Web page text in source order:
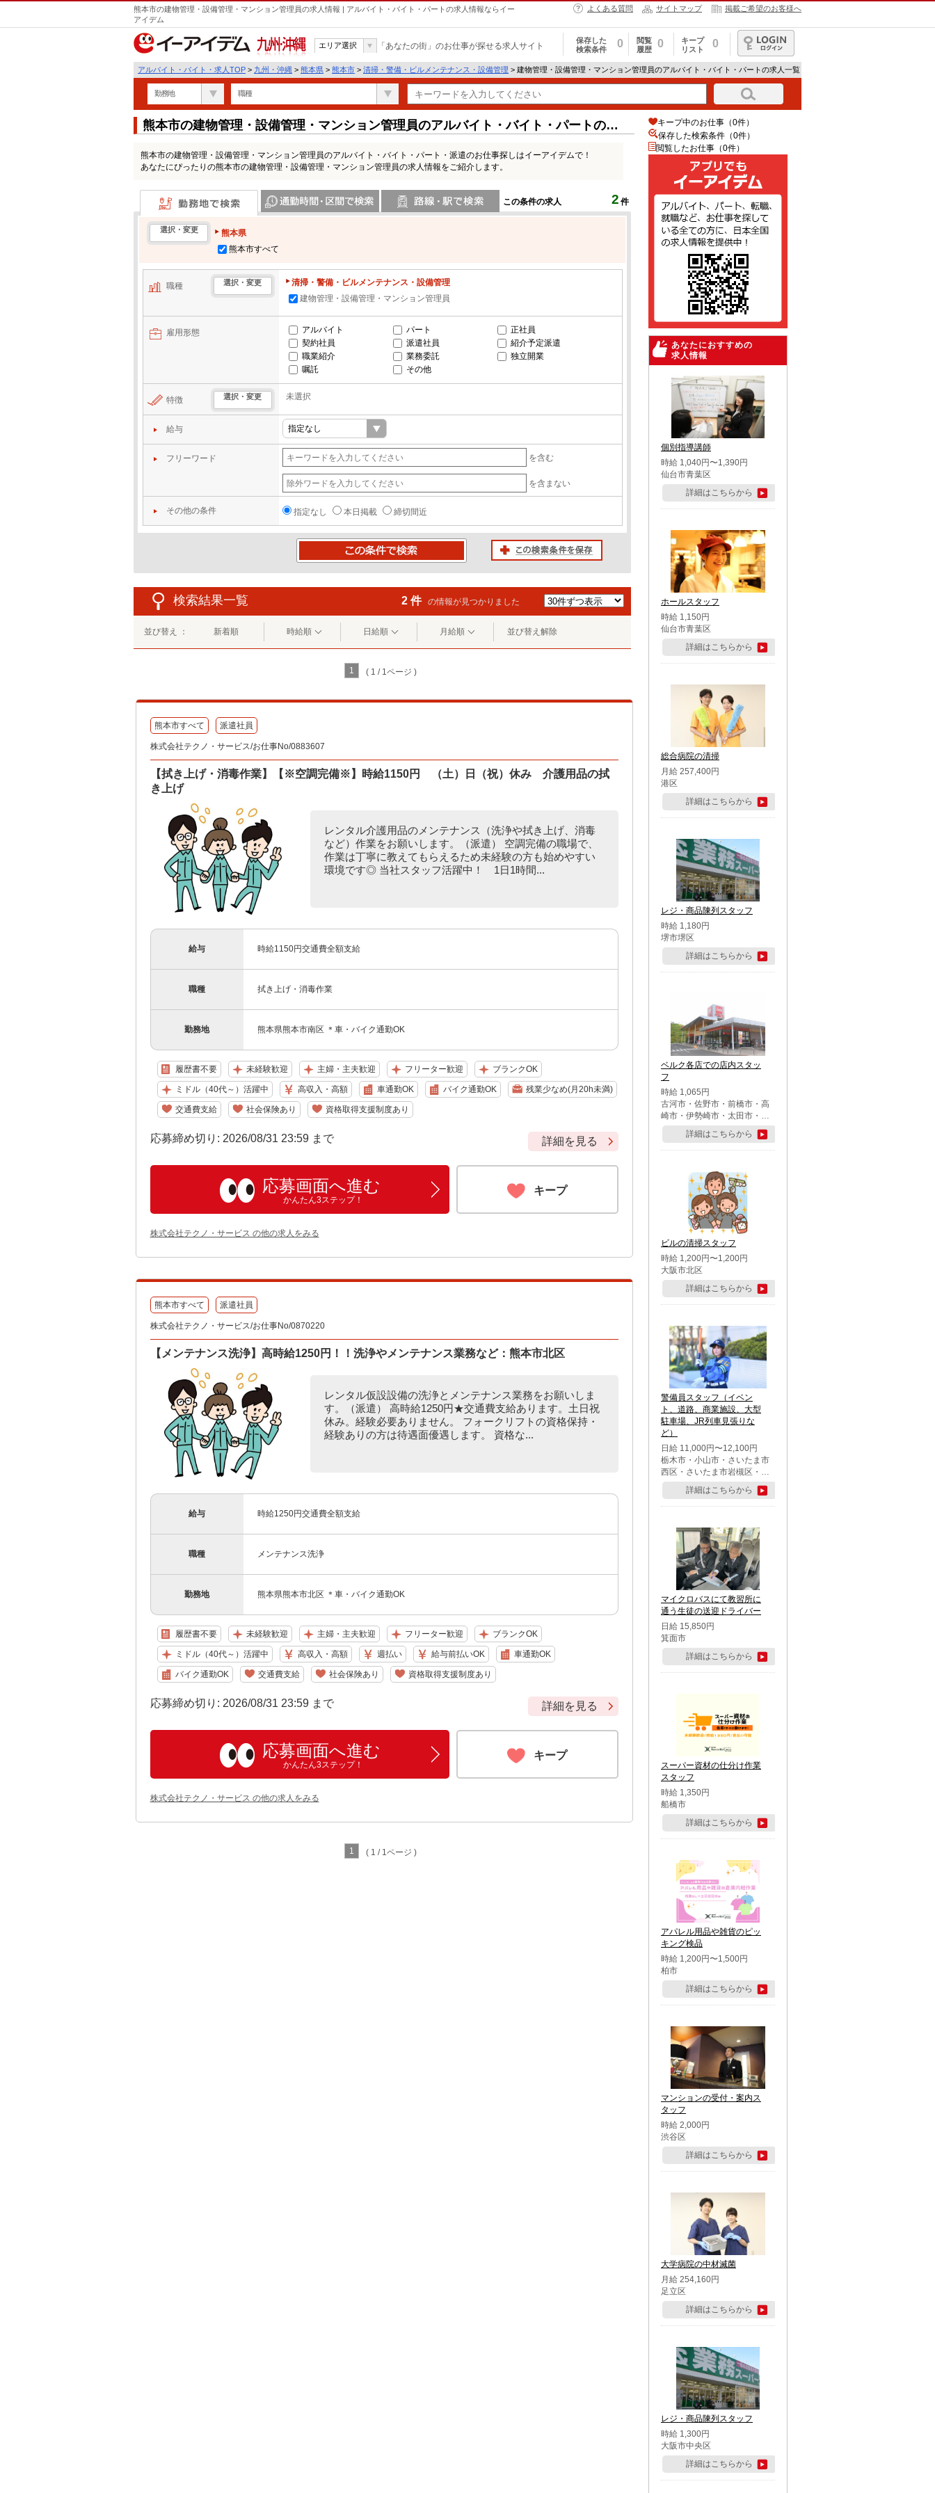
熊本市の建物管理・設備管理・マンション管理員の求人情報 | アルバイト・バイト・パートの求人情報ならイー
アイデム
よくある質問 サイトマップ 掲載ご希望のお客様へ
九州・沖縄
エリア選択 「あなたの街」のお仕事が探せる求人サイト
保存した
検索条件
0
閲覧
履歴
0
キープ
リスト
0
ログイン
アルバイト・バイト・求人TOP > 九州・沖縄 > 熊本県 > 熊本市 > 清掃・警備・ビルメンテナンス・設備管理 > 建物管理・設備管理・マンション管理員のアルバイト・バイト・パートの求人一覧
勤務地 職種
熊本市の建物管理・設備管理・マンション管理員のアルバイト・バイト・パートの求
熊本市の建物管理・設備管理・マンション管理員のアルバイト・バイト・パート・派遣のお仕事探しはイーアイデムで！
あなたにぴったりの熊本市の建物管理・設備管理・マンション管理員の求人情報をご紹介します。
この条件の求人 2 件
勤務地で検索
選択・変更
熊本県
熊本市すべて
職種 選択・変更
清掃・警備・ビルメンテナンス・設備管理
建物管理・設備管理・マンション管理員
雇用形態 アルバイト パート
正社員
契約社員
派遣社員
紹介予定派遣
職業紹介
業務委託
独立開業
嘱託
その他
特徴 選択・変更 未選択
給与
フリーワード を含む
を含まない
その他の条件 指定なし 本日掲載 締切間近
検索結果一覧 2 件 の情報が見つかりました
並び替え ： 新着順 時給順 日給順 月給順 並び替え解除
1 ( 1 / 1ページ )
熊本市すべて 派遣社員
株式会社テクノ・サービス/お仕事No/0883607
【拭き上げ・消毒作業】【※空調完備※】時給1150円 （土）日（祝）休み 介護用品の拭
き上げ
レンタル介護用品のメンテナンス（洗浄や拭き上げ、消毒
など）作業をお願いします。（派遣） 空調完備の職場で、
作業は丁寧に教えてもらえるため未経験の方も始めやすい
環境です◎ 当社スタッフ活躍中！ 1日1時間...
給与 時給1150円交通費全額支給
職種 拭き上げ・消毒作業
勤務地 熊本県熊本市南区 ＊車・バイク通勤OK
履歴書不要 未経験歓迎 主婦・主夫歓迎 フリーター歓迎 ブランクOK
ミドル（40代～）活躍中 高収入・高額 車通勤OK バイク通勤OK 残業少なめ(月20h未満)
交通費支給 社会保険あり 資格取得支援制度あり
応募締め切り: 2026/08/31 23:59 まで 詳細を見る
応募画面へ進む
かんたん3ステップ！
キープ
株式会社テクノ・サービス の他の求人をみる
熊本市すべて 派遣社員
株式会社テクノ・サービス/お仕事No/0870220
【メンテナンス洗浄】高時給1250円！！洗浄やメンテナンス業務など：熊本市北区
レンタル仮設設備の洗浄とメンテナンス業務をお願いしま
す。（派遣） 高時給1250円★交通費支給あります。土日祝
休み。経験必要ありません。 フォークリフトの資格保持・
経験ありの方は待遇面優遇します。 資格な...
給与 時給1250円交通費全額支給
職種 メンテナンス洗浄
勤務地 熊本県熊本市北区 ＊車・バイク通勤OK
履歴書不要 未経験歓迎 主婦・主夫歓迎 フリーター歓迎 ブランクOK
ミドル（40代～）活躍中 高収入・高額 週払い 給与前払いOK 車通勤OK
バイク通勤OK 交通費支給 社会保険あり 資格取得支援制度あり
応募締め切り: 2026/08/31 23:59 まで 詳細を見る
応募画面へ進む
かんたん3ステップ！
キープ
株式会社テクノ・サービス の他の求人をみる
1 ( 1 / 1ページ )
キープ中のお仕事（0件）
保存した検索条件（0件）
閲覧したお仕事（0件）
あなたにおすすめの
求人情報
個別指導講師
時給 1,040円〜1,390円
仙台市青葉区
詳細はこちらから
ホールスタッフ
時給 1,150円
仙台市青葉区
詳細はこちらから
総合病院の清掃
月給 257,400円
港区
詳細はこちらから
レジ・商品陳列スタッフ
時給 1,180円
堺市堺区
詳細はこちらから
ベルク各店での店内スタッ
フ
時給 1,065円
古河市・佐野市・前橋市・高
崎市・伊勢崎市・太田市・館
林市・藤岡市・大泉町・さい
たま市北区・川越市・熊谷
市・行田市・秩父市・所沢
市・鶴ケ島市・千葉市中央
区・市川市・松戸市・習志野
市・柏市・流山市・八千代
市・足立区・江戸川区・八王
子市・町田市
詳細はこちらから
ビルの清掃スタッフ
時給 1,200円〜1,200円
大阪市北区
詳細はこちらから
警備員スタッフ（イベン
ト、道路、商業施設、大型
駐車場、JR列車見張りな
ど）
日給 11,000円〜12,100円
栃木市・小山市・さいたま市
西区・さいたま市岩槻区・久
喜市・蓮田市
詳細はこちらから
マイクロバスにて教習所に
通う生徒の送迎ドライバー
日給 15,850円
箕面市
詳細はこちらから
スーパー資材の仕分け作業
スタッフ
時給 1,350円
船橋市
詳細はこちらから
アパレル用品や雑貨のピッ
キング検品
時給 1,200円〜1,500円
柏市
詳細はこちらから
マンションの受付・案内ス
タッフ
時給 2,000円
渋谷区
詳細はこちらから
大学病院の中材滅菌
月給 254,160円
足立区
詳細はこちらから
レジ・商品陳列スタッフ
時給 1,300円
大阪市中央区
詳細はこちらから